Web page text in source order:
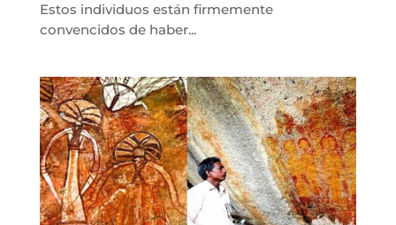
Estos individuos están firmemente
convencidos de haber...